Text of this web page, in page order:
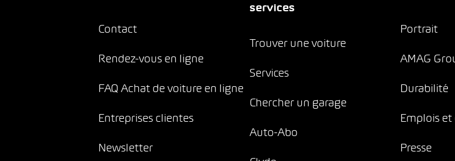
Contact
Rendez-vous en ligne
FAQ Achat de voiture en ligne
Entreprises clientes
Newsletter
services
Trouver une voiture
Services
Chercher un garage
Auto-Abo
Portrait
AMAG
Durabilité
Emplois et
Presse